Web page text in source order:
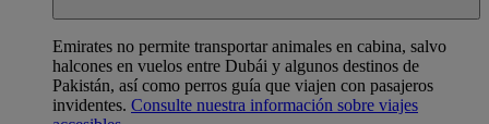
Emirates no permite transportar animales en cabina, salvo
halcones en vuelos entre Dubái y algunos destinos de
Pakistán, así como perros guía que viajen con pasajeros
invidentes. Consulte nuestra información sobre viajes